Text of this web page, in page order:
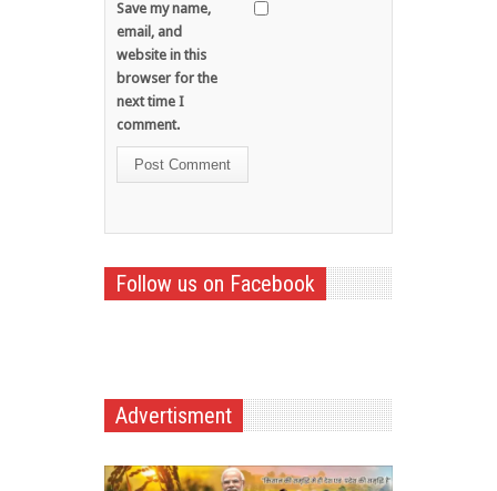
Save my name,
email, and
website in this
browser for the
next time I
comment.
Follow us on Facebook
Advertisment